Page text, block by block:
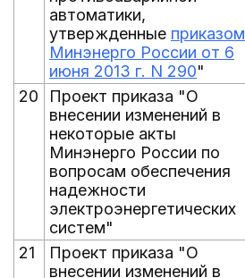
автоматики,
утвержденные приказом
Минэнерго России от 6
июня 2013 г. N 290"
20
Проект приказа "О
внесении изменений в
некоторые акты
Минэнерго России по
вопросам обеспечения
надежности
электроэнергетических
систем"
21
Проект приказа "О
внесении изменений в